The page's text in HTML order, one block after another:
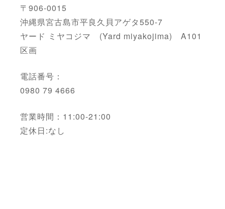
〒906-0015
沖縄県宮古島市平良久貝アゲタ550-7
ヤード ミヤコジマ (Yard miyakojima) A101
区画
電話番号：
0980 79 4666
営業時間：11:00-21:00
定休日:なし